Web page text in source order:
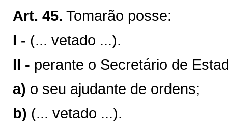
Art. 45. Tomarão posse:
I - (... vetado ...).
II - perante o Secretário de
a) o seu ajudante de ordens;
b) (... vetado ...).